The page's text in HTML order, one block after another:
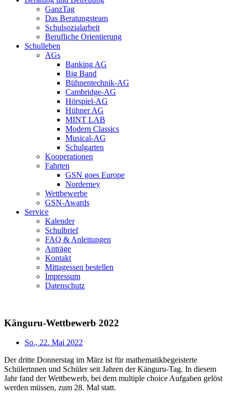
GanzTag
Das Beratungsteam
Schulsozialarbeit
Berufliche Orientierung
Schulleben
AGs
Banking AG
Big Band
Bühnentechnik-AG
Cambridge-AG
Hörspiel-AG
Hühner AG
MINT LAB
Modern Classics
Musical-AG
Schulgarten
Kooperationen
Fahrten
GSN goes Europe
Norderney
Wettbewerbe
GSN-Awards
Service
Kalender
Schulbrief
FAQ & Anleitungen
Anträge
Kontakt
Mittagessen bestellen
Impressum
Datenschutz
Känguru-Wettbewerb 2022
So., 22. Mai 2022
Der dritte Donnerstag im März ist für mathematikbegeisterte
Schülerinnen und Schüler seit Jahren der Känguru-Tag. In diesem
Jahr fand der Wettbewerb, bei dem multiple choice Aufgaben gelöst
werden müssen, zum 28. Mal statt.